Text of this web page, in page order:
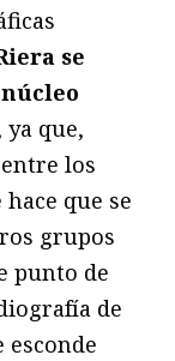
se
ya que,
los
que se
grupos
punto de
de
esconde